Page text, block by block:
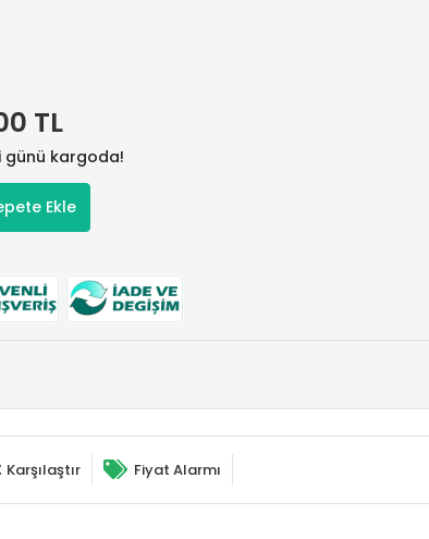
TL
günü kargoda!
Ekle
Karşılaştır Fiyat Alarmı